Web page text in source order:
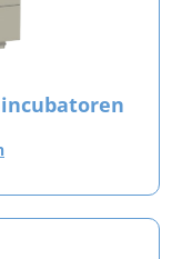
incubatoren